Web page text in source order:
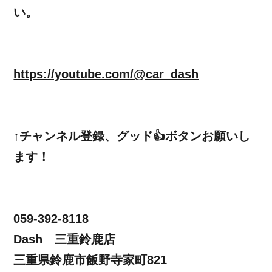
い。
https://youtube.com/@car_dash
↑チャンネル登録、グッド👍ボタンお願いし
ます！
059-392-8118
Dash 三重鈴鹿店
三重県鈴鹿市飯野寺家町821